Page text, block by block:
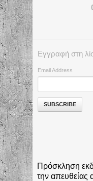
Εγγραφή στη
Email Address
Πρόσκληση
την απευθείας